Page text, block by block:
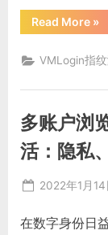
极
指
Read More
账
总
被
防
联
浏
览
器
+代
IP
完
解
决”
»
VMLogin指
多账户浏
活：隐私
Posted
2022年1月14
在数字身份日